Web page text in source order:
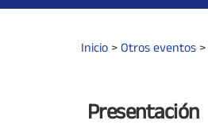
Inicio>Otros eventos>
Presentación